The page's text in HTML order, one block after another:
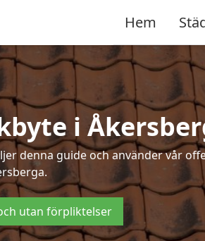
Hem
i
denna guide och använder vår
utan förpliktelser